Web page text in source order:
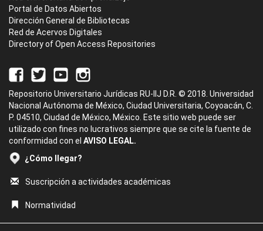
Portal de Datos Abiertos
Dirección General de Bibliotecas
Red de Acervos Digitales
Directory of Open Access Repositories
Repositorio Universitario Jurídicas RU-IIJ D.R. © 2018. Universidad
Nacional Autónoma de México, Ciudad Universitaria, Coyoacán, C.
P. 04510, Ciudad de México, México. Este sitio web puede ser
utilizado con fines no lucrativos siempre que se cite la fuente de
conformidad con el AVISO LEGAL.
¿Cómo llegar?
Suscripción a actividades académicas
Normatividad